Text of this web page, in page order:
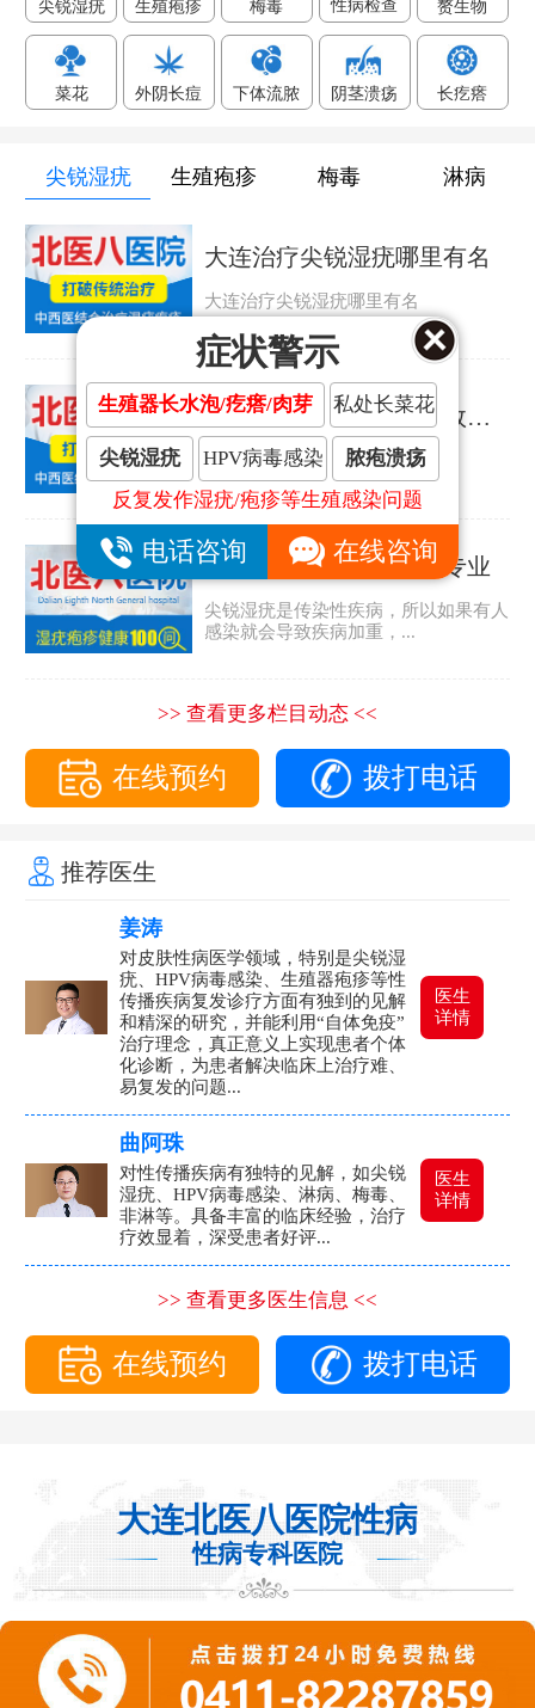
尖锐湿疣 生殖疱疹 梅毒
性病检查
赘生物
菜花 外阴长痘 下体流脓 阴茎溃疡 长疙瘩
尖锐湿疣 生殖疱疹 梅毒 淋病
大连治疗尖锐湿疣哪里有名
大连治疗尖锐湿疣哪里有名
大连治疗尖锐湿疣哪里效果好
大连治疗尖锐湿疣哪里效果好
大连哪家尖锐湿疣医院专业
尖锐湿疣是传染性疾病，所以如果有人
感染就会导致疾病加重，...
>> 查看更多栏目动态 <<
在线预约 拨打电话
推荐医生
姜涛
对皮肤性病医学领域，特别是尖锐湿
疣、HPV病毒感染、生殖器疱疹等性
传播疾病复发诊疗方面有独到的见解
和精深的研究，并能利用“自体免疫”
治疗理念，真正意义上实现患者个体
化诊断，为患者解决临床上治疗难、
易复发的问题...
医生
详情
曲阿珠
对性传播疾病有独特的见解，如尖锐
湿疣、HPV病毒感染、淋病、梅毒、
非淋等。具备丰富的临床经验，治疗
疗效显着，深受患者好评...
医生
详情
>> 查看更多医生信息 <<
在线预约 拨打电话
大连北医八医院性病
性病专科医院
症状警示
生殖器长水泡/疙瘩/肉芽 私处长菜花
尖锐湿疣 HPV病毒感染
脓疱溃疡
反复发作湿疣/疱疹等生殖感染问题
电话咨询 在线咨询